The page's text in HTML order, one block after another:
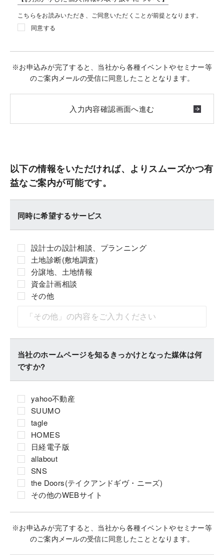
こちらをお読みいただき、ご同意いただくことが前提となります。
同意する
※お申込みが完了すると、当社から各種イベントやセミナー等
のご案内メールの受信に同意したこととなります。
以下の情報をいただければ、よりスムーズかつ有
益なご案内が可能です。
同時に希望するサービス
設計士の設計相談、プランニング
土地診断(敷地調査)
分譲地、土地情報
資金計画相談
その他
当社のホームページを知るきっかけとなった媒体は何
ですか?
yahoo不動産
SUUMO
tagle
HOMES
日経電子版
allabout
SNS
the Doors(テイクアンドギヴ・ニーズ)
その他のWEBサイト
※お申込みが完了すると、当社から各種イベントやセミナー等
のご案内メールの受信に同意したこととなります。